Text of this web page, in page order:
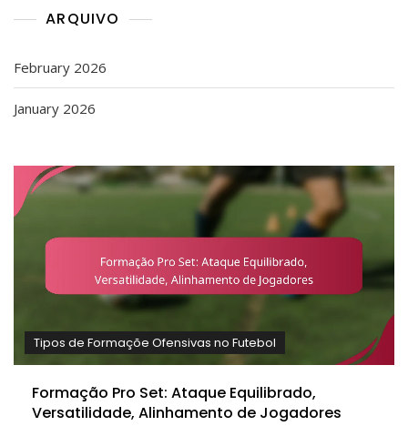
ARQUIVO
February 2026
January 2026
Tipos de Formaçõe Ofensivas no Futebol
Formação Pro Set: Ataque Equilibrado,
Versatilidade, Alinhamento de Jogadores